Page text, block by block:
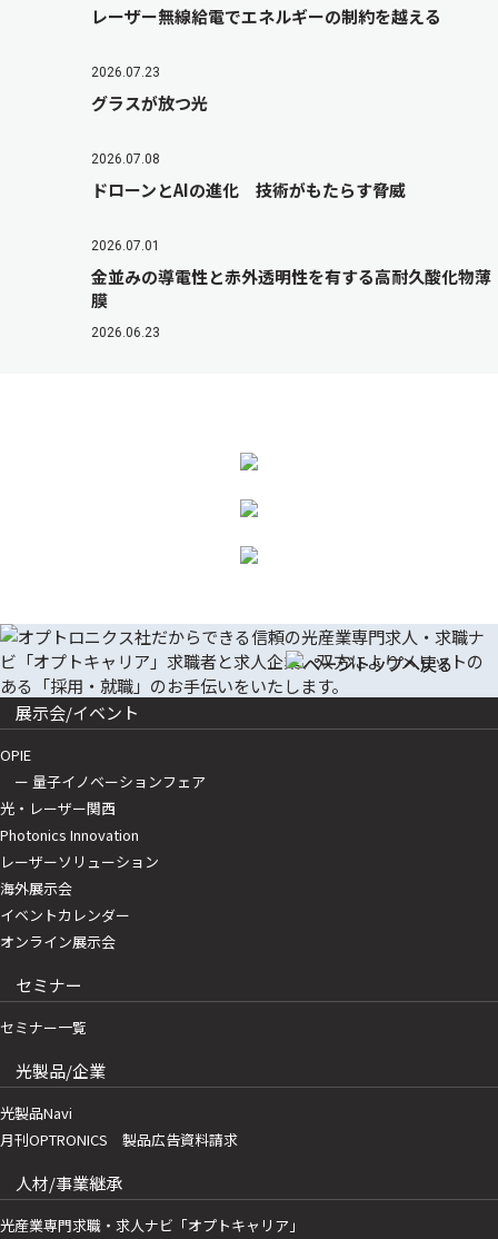
レーザー無線給電でエネルギーの制約を越える
2026.07.23
グラスが放つ光
2026.07.08
ドローンとAIの進化 技術がもたらす脅威
2026.07.01
金並みの導電性と赤外透明性を有する高耐久酸化物薄
膜
2026.06.23
展示会/イベント
OPIE
ー 量子イノベーションフェア
光・レーザー関西
Photonics Innovation
レーザーソリューション
海外展示会
イベントカレンダー
オンライン展示会
セミナー
セミナー一覧
光製品/企業
光製品Navi
月刊OPTRONICS 製品広告資料請求
人材/事業継承
光産業専門求職・求人ナビ「オプトキャリア」